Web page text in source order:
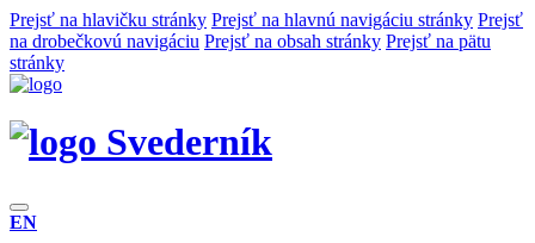
Prejsť na hlavičku stránky Prejsť na hlavnú navigáciu stránky Prejsť
na drobečkovú navigáciu Prejsť na obsah stránky Prejsť na pätu
stránky
Svederník
EN